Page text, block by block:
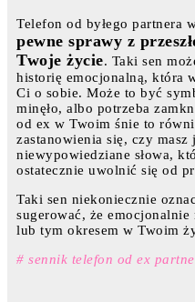
Telefon od byłego partnera
pewne sprawy z
Twoje życie. Taki sen
historię emocjonalną, która
Ci o sobie. Może to być
minęło, albo potrzeba
od ex w Twoim śnie to
zastanowienia się, czy masz
niewypowiedziane słowa,
ostatecznie uwolnić się od
Taki sen niekoniecznie
sugerować, że emocjonalnie
lub tym okresem w Twoim
# sennik telefon od ex